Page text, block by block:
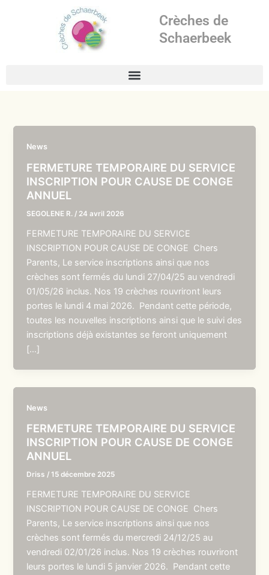
Crèches de
Schaerbeek
News
FERMETURE TEMPORAIRE DU SERVICE
INSCRIPTION POUR CAUSE DE CONGE
ANNUEL
SEGOLENE R. / 24 avril 2026
FERMETURE TEMPORAIRE DU SERVICE
INSCRIPTION POUR CAUSE DE CONGE Chers
Parents, Le service inscriptions ainsi que nos
crèches sont fermés du lundi 27/04/25 au vendredi
01/05/26 inclus. Nos 19 crèches rouvriront leurs
portes le lundi 4 mai 2026. Pendant cette période,
toutes les nouvelles inscriptions ainsi que le suivi des
inscriptions déjà existantes se feront uniquement
[…]
News
FERMETURE TEMPORAIRE DU SERVICE
INSCRIPTION POUR CAUSE DE CONGE
ANNUEL
Driss /15 décembre 2025
FERMETURE TEMPORAIRE DU SERVICE
INSCRIPTION POUR CAUSE DE CONGE Chers
Parents, Le service inscriptions ainsi que nos
crèches sont fermés du mercredi 24/12/25 au
vendredi 02/01/26 inclus. Nos 19 crèches rouvriront
leurs portes le lundi 5 janvier 2026. Pendant cette